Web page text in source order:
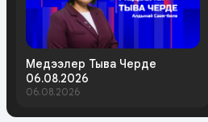
Медээлер Тыва Черде
06.08.2026
06.08.2026